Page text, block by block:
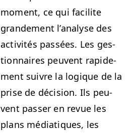
moment, ce qui facilite
grande­ment l’analyse des
activ­ités passées. Les ges­
tion­naires peu­vent rapi­de­
ment suiv­re la logique de la
prise de déci­sion. Ils peu­
vent pass­er en revue les
plans médi­a­tiques, les